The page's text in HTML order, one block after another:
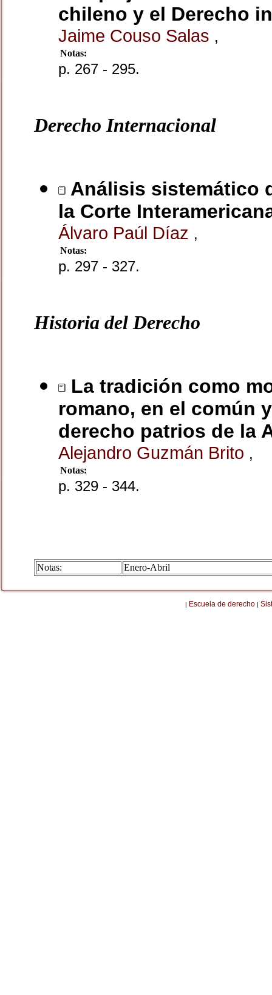
chileno y el Derecho
Jaime Couso Salas ,
Notas:
p. 267 - 295.
Derecho Internacional
Análisis sistemático
la Corte
Álvaro Paúl Díaz ,
Notas:
p. 297 - 327.
Historia del Derecho
La tradición como
romano, en el común
derecho patrios de la
Alejandro Guzmán Brito ,
Notas:
p. 329 - 344.
Notas: Enero-Abril
| Escuela de derecho |